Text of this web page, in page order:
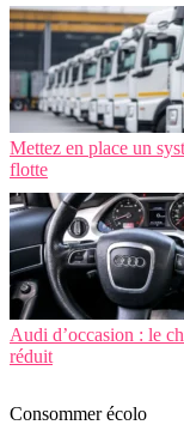
Mettez en place un
flotte
Audi d’occasion : le
réduit
Consommer écolo